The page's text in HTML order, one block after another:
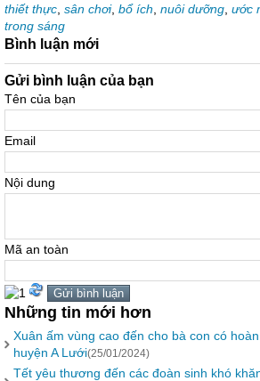
thiết thực sân chơi, bổ ích nuôi dưỡng ước
trong sáng
Bình luận mới
Gửi bình luận của bạn
Tên của bạn
Email
Nội dung
Mã an toàn
Những tin mới hơn
Xuân ấm vùng cao đến cho bà con có
huyện A Lưới(25/01/2024)
Tết yêu thương đến các đoàn sinh khó